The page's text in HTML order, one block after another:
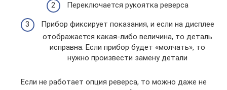
Переключается рукоятка реверса
Прибор фиксирует показания, и если на дисплее
отображается какая-либо величина, то деталь
исправна. Если прибор будет «молчать», то
нужно произвести замену детали
Если не работает опция реверса, то можно даже не